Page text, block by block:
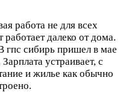
работа не для всех
далеко от дома.
гпс сибирь пришел в мае
устраивает, с
и жилье как обычно